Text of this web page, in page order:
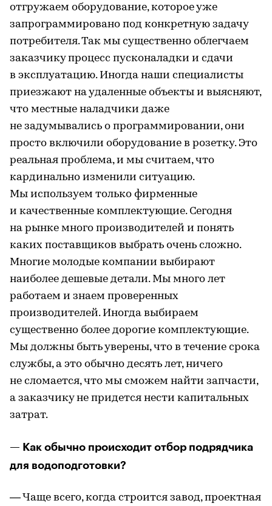
отгружаем оборудование, которое уже
запрограммировано под конкретную задачу
потребителя. Так мы существенно облегчаем
заказчику процесс пусконаладки и сдачи
в эксплуатацию. Иногда наши специалисты
приезжают на удаленные объекты и выясняют,
что местные наладчики даже
не задумывались о программировании, они
просто включили оборудование в розетку. Это
реальная проблема, и мы считаем, что
кардинально изменили ситуацию.
Мы используем только фирменные
и качественные комплектующие. Сегодня
на рынке много производителей и понять
каких поставщиков выбрать очень сложно.
Многие молодые компании выбирают
наиболее дешевые детали. Мы много лет
работаем и знаем проверенных
производителей. Иногда выбираем
существенно более дорогие комплектующие.
Мы должны быть уверены, что в течение срока
службы, а это обычно десять лет, ничего
не сломается, что мы сможем найти запчасти,
а заказчику не придется нести капитальных
затрат.
— Как обычно происходит отбор подрядчика
для водоподготовки?
— Чаще всего, когда строится завод, проектная